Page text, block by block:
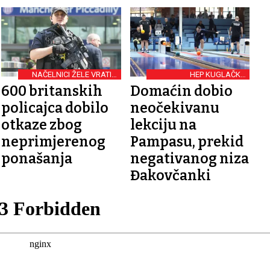
NAČELNICI ŽELE VRATITI
POVJERENJE
600 britanskih
policajca dobilo
otkaze zbog
neprimjerenog
ponašanja
HEP KUGLAČKA
SUPERLIGA
Domaćin dobio
neočekivanu
lekciju na
Pampasu, prekid
negativanog niza
Đakovčanki